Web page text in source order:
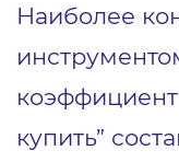
Наиболее
купить”